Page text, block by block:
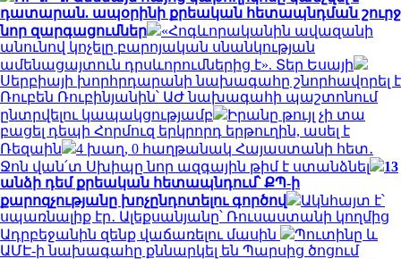
դատարան. ապօրինի քրեական հետապնդման շուրջ
նոր զարգացումներ
«Հոգևորականին ավազանի
անունով կոչելը բարոյական սնանկության
ամենացայտուն դրսևորումներից է». Տեր Եսայի
Սերբիայի խորհրդարանի նախագահը շնորհավորել է
Ռուբեն Ռուբինյանին՝ ԱԺ նախագահի պաշտոնում
ընտրվելու կապակցությամբ
Իրանը թույլ չի տա
բացել դեպի Հորմուզ երկրորդ երթուղին, ասել է
Ռեզաին
4 խաղ, 0 հաղթանակ Հայաստանի հետ․
Ջոն վան՛տ Սխիպը նոր ազգային թիմ է ստանձնել
13
անձի դեմ քրեական հետապնդում՝ ՔՊ-ի
քարոզչությանը խոչընդոտելու գործով
Ակնհայտ է՝
սպառնալիք էր․ Ալեքսանյանը՝ Ռուսաստանի կողմից
Ադրբեջանին զենք վաճառելու մասին
Պուտինը և
ԱՄԷ-ի նախագահը քննարկել են Պարսից ծոցում